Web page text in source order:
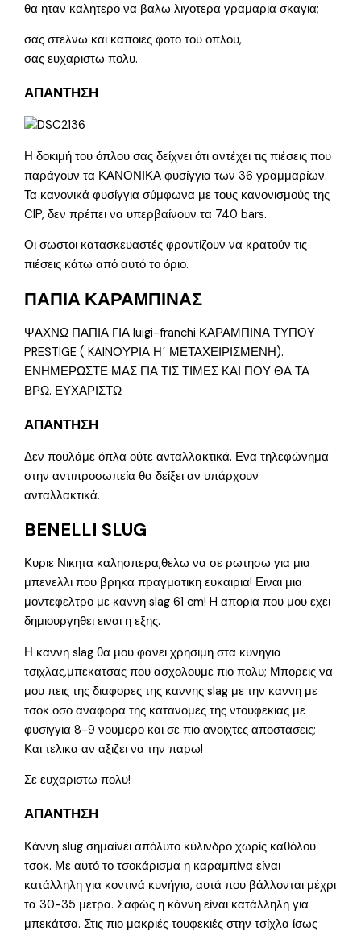
θα ηταν καλητερο να βαλω λιγοτερα γραμαρια σκαγια;
σας στελνω και καποιες φοτο του οπλου,
σας ευχαριστω πολυ.
ΑΠΑΝΤΗΣΗ
Η δοκιμή του όπλου σας δείχνει ότι αντέχει τις πιέσεις που
παράγουν τα ΚΑΝΟΝΙΚΑ φυσίγγια των 36 γραμμαρίων.
Τα κανονικά φυσίγγια σύμφωνα με τους κανονισμούς της
CIP, δεν πρέπει να υπερβαίνουν τα 740 bars.
Οι σωστοι κατασκευαστές φροντίζουν να κρατούν τις
πιέσεις κάτω από αυτό το όριο.
ΠΑΠΙΑ ΚΑΡΑΜΠΙΝΑΣ
ΨΑΧΝΩ ΠΑΠΙΑ ΓΙΑ luigi-franchi ΚΑΡΑΜΠΙΝΑ ΤΥΠΟΥ
PRESTIGE ( KAINΟΥΡΙΑ Η΄ ΜΕΤΑΧΕΙΡΙΣΜΕΝΗ).
ΕΝΗΜΕΡΩΣΤΕ ΜΑΣ ΓΙΑ ΤΙΣ ΤΙΜΕΣ ΚΑΙ ΠΟΥ ΘΑ ΤΑ
ΒΡΩ. ΕΥΧΑΡΙΣΤΩ
ΑΠΑΝΤΗΣΗ
Δεν πουλάμε όπλα ούτε ανταλλακτικά. Ενα τηλεφώνημα
στην αντιπροσωπεία θα δείξει αν υπάρχουν
ανταλλακτικά.
BENELLI SLUG
Κυριε Νικητα καλησπερα,θελω να σε ρωτησω για μια
μπενελλι που βρηκα πραγματικη ευκαιρια! Ειναι μια
μοντεφελτρο με καννη slag 61 cm! H απορια που μου εχει
δημιουργηθει ειναι η εξης.
Η καννη slag θα μου φανει χρησιμη στα κυνηγια
τσιχλας,μπεκατσας που ασχολουμε πιο πολυ; Μπορεις να
μου πεις της διαφορες της καννης slag με την καννη με
τσοκ οσο αναφορα της κατανομες της ντουφεκιας με
φυσιγγια 8-9 νουμερο και σε πιο ανοιχτες αποστασεις;
Και τελικα αν αξιζει να την παρω!
Σε ευχαριστω πολυ!
ΑΠΑΝΤΗΣΗ
Κάννη slug σημαίνει απόλυτο κύλινδρο χωρίς καθόλου
τσοκ. Με αυτό το τσοκάρισμα η καραμπίνα είναι
κατάλληλη για κοντινά κυνήγια, αυτά που βάλλονται μέχρι
τα 30-35 μέτρα. Σαφώς η κάννη είναι κατάλληλη για
μπεκάτσα. Στις πιο μακριές τουφεκιές στην τσίχλα ίσως